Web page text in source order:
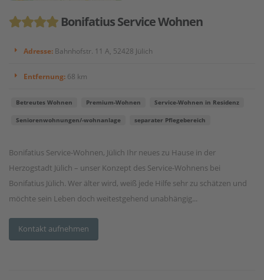
Bonifatius Service Wohnen
Adresse: Bahnhofstr. 11 A, 52428 Jülich
Entfernung: 68 km
Betreutes Wohnen Premium-Wohnen Service-Wohnen in Residenz
Seniorenwohnungen/-wohnanlage separater Pflegebereich
Bonifatius Service-Wohnen, Jülich Ihr neues zu Hause in der
Herzogstadt Jülich – unser Konzept des Service-Wohnens bei
Bonifatius Jülich. Wer älter wird, weiß jede Hilfe sehr zu schätzen und
möchte sein Leben doch weitestgehend unabhängig...
Kontakt aufnehmen